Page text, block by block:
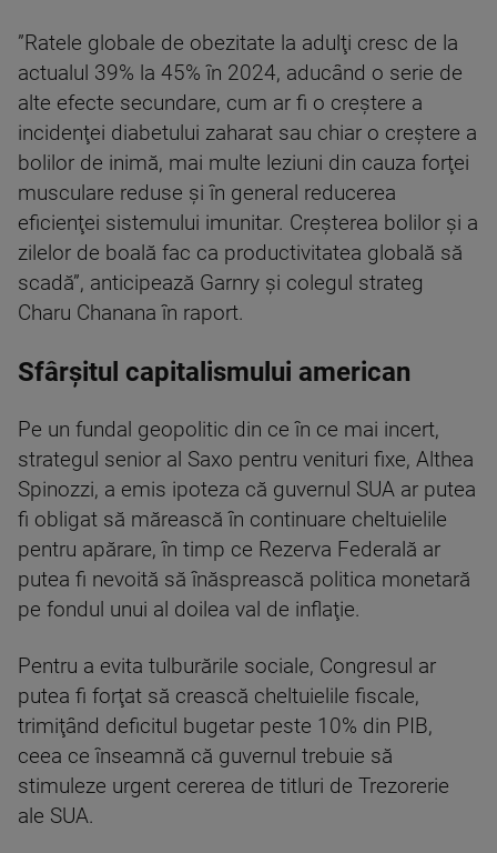
”Ratele globale de obezitate la adulţi cresc de la
actualul 39% la 45% în 2024, aducând o serie de
alte efecte secundare, cum ar fi o creştere a
incidenţei diabetului zaharat sau chiar o creştere a
bolilor de inimă, mai multe leziuni din cauza forţei
musculare reduse şi în general reducerea
eficienţei sistemului imunitar. Creşterea bolilor şi a
zilelor de boală fac ca productivitatea globală să
scadă”, anticipează Garnry şi colegul strateg
Charu Chanana în raport.
Sfârşitul capitalismului american
Pe un fundal geopolitic din ce în ce mai incert,
strategul senior al Saxo pentru venituri fixe, Althea
Spinozzi, a emis ipoteza că guvernul SUA ar putea
fi obligat să mărească în continuare cheltuielile
pentru apărare, în timp ce Rezerva Federală ar
putea fi nevoită să înăsprească politica monetară
pe fondul unui al doilea val de inflaţie.
Pentru a evita tulburările sociale, Congresul ar
putea fi forţat să crească cheltuielile fiscale,
trimiţând deficitul bugetar peste 10% din PIB,
ceea ce înseamnă că guvernul trebuie să
stimuleze urgent cererea de titluri de Trezorerie
ale SUA.